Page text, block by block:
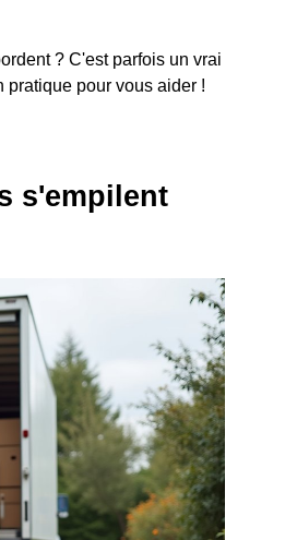
? C'est parfois un vrai
pratique pour vous aider !
s'empilent